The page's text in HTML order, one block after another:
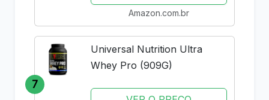
Amazon.com.br
7
Universal Nutrition Ultra
Whey Pro (909G)